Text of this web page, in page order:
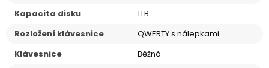
Kapacita disku
1TB
Rozložení klávesnice
QWERTY s nálepkami
Klávesnice
Běžná